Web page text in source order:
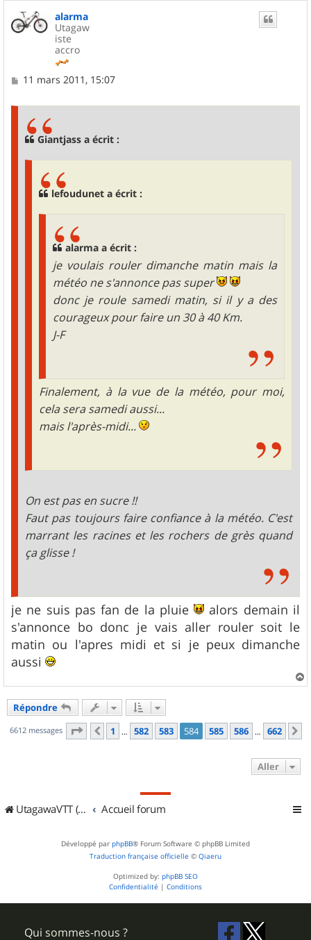
alarma
Utagaw
iste
accro
M11 mars 2011, 15:07
Giantjass a écrit :
lefoudunet a écrit :
alarma a écrit :
je voulais rouler dimanche matin mais la
météo ne s'annonce pas super
donc je roule samedi matin, si il y a des
courageux pour faire un 30 à 40 Km.
J-F
Finalement, à la vue de la météo, pour moi,
cela sera samedi aussi...
mais l'après-midi...
On est pas en sucre !!
Faut pas toujours faire confiance à la météo. C'est
marrant les racines et les rochers de grès quand
ça glisse !
je ne suis pas fan de la pluie
alors demain il
s'annonce bo donc je vais aller rouler soit le
matin ou l'apres midi et si je peux dimanche
aussi
a
Répondre
6612 messages Page 584 sur662
Précédent
1 … 582 583 584 585 586 … 662
Aller
UtagawaVTT (Randos VTT et VTTAE avec traces GPS) Accueil forum
Développé par phpBB® Forum Software © phpBB Limited
Traduction française officielle © Qiaeru
Optimized by: phpBB SEO
Confidentialité | Conditions
Qui sommes-nous ?